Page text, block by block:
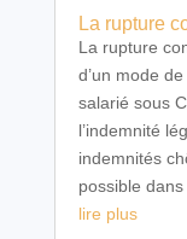
La rupture
La rupture
d’un mode
salarié sous
l’indemnité
indemnités
possible dans
lire plus